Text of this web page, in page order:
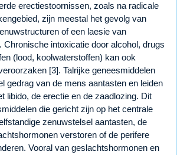
erectiestoornissen, zoals na radicale
zijn meestal het gevolg van
of een laesie van
Chronische intoxicatie door alcohol, drugs
(lood, koolwaterstoffen) kan ook
[3]. Talrijke geneesmiddelen
gedrag van de mens aantasten en leiden
libido, de erectie en de zaadlozing. Dit
die gericht zijn op het centrale
zenuwstelsel aantasten, de
verstoren of de perifere
Vooral van geslachtshormonen en